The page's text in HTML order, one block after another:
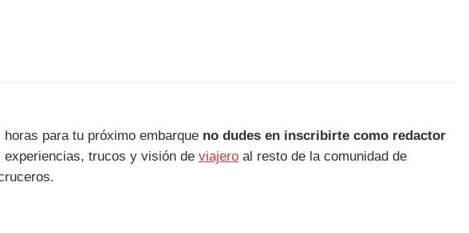
para tu próximo embarque no dudes en inscribirte como redactor
trucos y visión de viajero al resto de la comunidad de